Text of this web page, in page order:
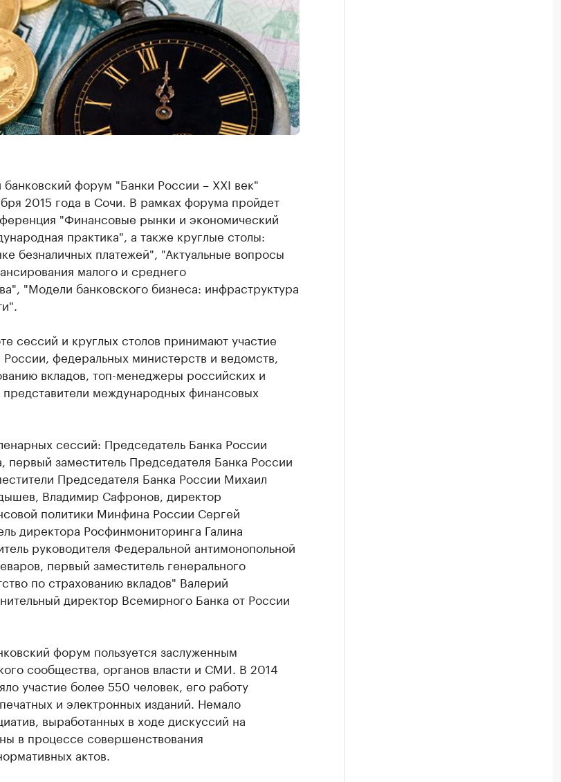
форум "Банки России – XXI век"
2015 года в Сочи. В рамках форума пройдет
"Финансовые рынки и экономический
практика", а также круглые столы:
безналичных платежей", "Актуальные вопросы
малого и среднего
"Модели банковского бизнеса: инфраструктура
сессий и круглых столов принимают участие
федеральных министерств и ведомств,
вкладов, топ-менеджеры российских и
международных финансовых
сессий: Председатель Банка России
первый заместитель Председателя Банка России
Председателя Банка России Михаил
Владимир Сафронов, директор
политики Минфина России Сергей
директора Росфинмониторинга Галина
руководителя Федеральной антимонопольной
первый заместитель генерального
по страхованию вкладов" Валерий
директор Всемирного Банка от России
форум пользуется заслуженным
сообщества, органов власти и СМИ. В 2014
участие более 550 человек, его работу
и электронных изданий. Немало
выработанных в ходе дискуссий на
в процессе совершенствования
актов.